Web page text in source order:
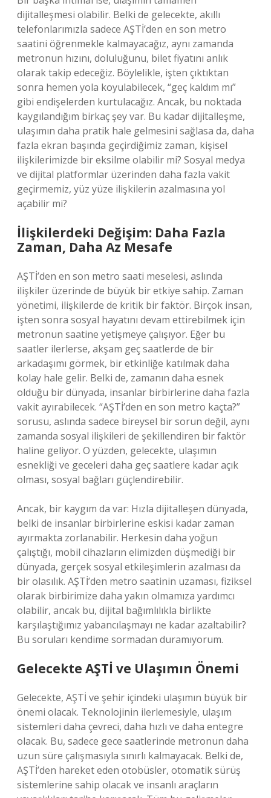
dijitalleşmesi olabilir. Belki de gelecekte, akıllı
telefonlarımızla sadece AŞTİ’den en son metro
saatini öğrenmekle kalmayacağız, aynı zamanda
metronun hızını, doluluğunu, bilet fiyatını anlık
olarak takip edeceğiz. Böylelikle, işten çıktıktan
sonra hemen yola koyulabilecek, “geç kaldım mı”
gibi endişelerden kurtulacağız. Ancak, bu noktada
kaygılandığım birkaç şey var. Bu kadar dijitalleşme,
ulaşımın daha pratik hale gelmesini sağlasa da, daha
fazla ekran başında geçirdiğimiz zaman, kişisel
ilişkilerimizde bir eksilme olabilir mi? Sosyal medya
ve dijital platformlar üzerinden daha fazla vakit
geçirmemiz, yüz yüze ilişkilerin azalmasına yol
açabilir mi?
İlişkilerdeki Değişim: Daha Fazla
Zaman, Daha Az Mesafe
AŞTİ’den en son metro saati meselesi, aslında
ilişkiler üzerinde de büyük bir etkiye sahip. Zaman
yönetimi, ilişkilerde de kritik bir faktör. Birçok insan,
işten sonra sosyal hayatını devam ettirebilmek için
metronun saatine yetişmeye çalışıyor. Eğer bu
saatler ilerlerse, akşam geç saatlerde de bir
arkadaşımı görmek, bir etkinliğe katılmak daha
kolay hale gelir. Belki de, zamanın daha esnek
olduğu bir dünyada, insanlar birbirlerine daha fazla
vakit ayırabilecek. “AŞTİ’den en son metro kaçta?”
sorusu, aslında sadece bireysel bir sorun değil, aynı
zamanda sosyal ilişkileri de şekillendiren bir faktör
haline geliyor. O yüzden, gelecekte, ulaşımın
esnekliği ve geceleri daha geç saatlere kadar açık
olması, sosyal bağları güçlendirebilir.
Ancak, bir kaygım da var: Hızla dijitalleşen dünyada,
belki de insanlar birbirlerine eskisi kadar zaman
ayırmakta zorlanabilir. Herkesin daha yoğun
çalıştığı, mobil cihazların elimizden düşmediği bir
dünyada, gerçek sosyal etkileşimlerin azalması da
bir olasılık. AŞTİ’den metro saatinin uzaması, fiziksel
olarak birbirimize daha yakın olmamıza yardımcı
olabilir, ancak bu, dijital bağımlılıkla birlikte
karşılaştığımız yabancılaşmayı ne kadar azaltabilir?
Bu soruları kendime sormadan duramıyorum.
Gelecekte AŞTİ ve Ulaşımın Önemi
Gelecekte, AŞTİ ve şehir içindeki ulaşımın büyük bir
önemi olacak. Teknolojinin ilerlemesiyle, ulaşım
sistemleri daha çevreci, daha hızlı ve daha entegre
olacak. Bu, sadece gece saatlerinde metronun daha
uzun süre çalışmasıyla sınırlı kalmayacak. Belki de,
AŞTİ’den hareket eden otobüsler, otomatik sürüş
sistemlerine sahip olacak ve insanlı araçların